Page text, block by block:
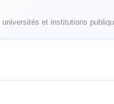
et institutions